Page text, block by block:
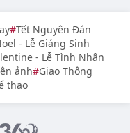
Tết Nguyên Đán
- Lễ Giáng Sinh
- Lễ Tình Nhân
ảnh Giao Thông
thao